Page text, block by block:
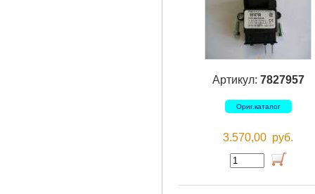
Артикул: 7827957
Ориг.каталог
3.570,00 руб.